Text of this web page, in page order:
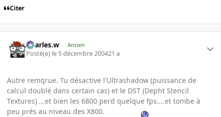
Citer
Charles.w Ancien
Posté(e) le 5 décembre 200421 a
Autre remqrue. Tu désactive l'Ultrashadow (puissance de
calcul doublé dans certain cas) et le DST (Depht Stencil
Textures) ...et bien les 6800 perd quelque fps....et tombe à
peu prés au niveau des X800.